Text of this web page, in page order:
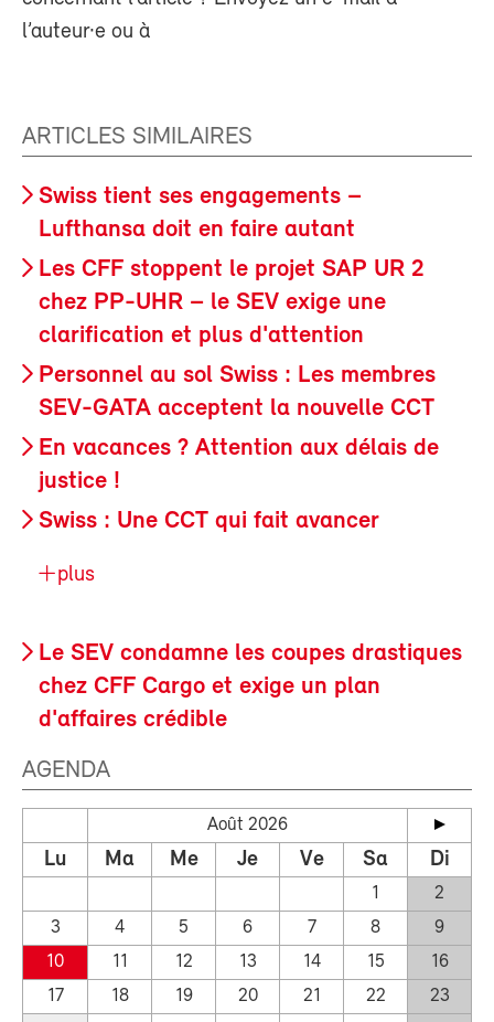
l’auteur·e ou à
ARTICLES SIMILAIRES
Swiss tient ses engagements –
Lufthansa doit en faire autant
Les CFF stoppent le projet SAP UR 2
chez PP-UHR – le SEV exige une
clarification et plus d'attention
Personnel au sol Swiss : Les membres
SEV-GATA acceptent la nouvelle CCT
En vacances ? Attention aux délais de
justice !
Swiss : Une CCT qui fait avancer
plus
Le SEV condamne les coupes drastiques
chez CFF Cargo et exige un plan
d'affaires crédible
AGENDA
Août 2026
Lu Ma Me Je Ve Sa Di
1
2
3
4 5 6 7 8
9
10
11 12 13 14 15
16
17
18 19 20 21 22
23